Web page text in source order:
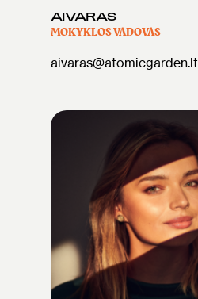
AIVARAS
MOKYKLOS VADOVAS
aivaras@atomicgarden.lt